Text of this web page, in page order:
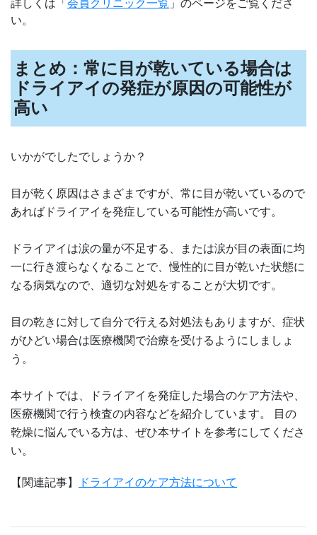
詳しくは「 会員クリニック一覧 」のページをご覧くださ
い。
まとめ：常に目が乾いている場合は
ドライアイの発症が原因の可能性が
高い
いかがでしたでしょうか？
目が乾く原因はさまざまですが、常に目が乾いているので
あればドライアイを発症している可能性が高いです。
ドライアイは涙の量が不足する、または涙が目の表面に均
一に行き渡らなくなることで、慢性的に目が乾いた状態に
なる病気なので、適切な対処をすることが大切です。
目の乾きに対して自分で行える対処法もありますが、症状
がひどい場合は医療機関で治療を受けるようにしましょ
う。
本サイトでは、ドライアイを発症した場合のケア方法や、
医療機関で行う検査の内容などを紹介しています。 目の
乾燥に悩んでいる方は、ぜひ本サイトを参考にしてくださ
い。
【関連記事】 ドライアイのケア方法について